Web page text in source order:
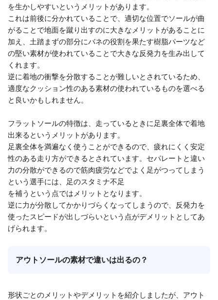
を生かしやすいというメリットがあります。
これは前後に分かれていることで、適切な位置でソールが曲
がることで地面を蹴り出すのに大きなメリットがあることに
加え、土踏まずの部分にバネの役割を果たす樹脂パーツなど
の堅い素材が使われていることで大きな反発力を生み出して
くれます。
逆に着地の衝撃を分散することが難しいとされているため、
適度なクッション性のある素材の使われているものを選べる
と良いかもしれません。
フラットソールの特徴は、走っているときに足裏全体で着地
出来るというメリットがあります。
足裏全体を満遍なく使うことができるので、疲れにくく安定
性のある走り方ができるとされています。セパレートと違い
力の分散ができるので筋肉疲労などでよく足がつってしまう
という選手には、足のスタミナ不足
を補うという点ではメリットとなります。
逆に力が分散してかかりづらくなってしまうので、反発力を
使ったスピードが出しづらいという点がデメリットとしてあ
げられます。
アウトソールの素材で違いは出るの？
形状ごとのメリットやデメリットを紹介しましたが、アウト